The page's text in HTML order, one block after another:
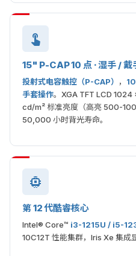
15" P-CAP 10 点 · 湿手 / 戴
投射式电容触控（P-CAP） ，
手套操作。XGA TFT LCD
cd/m² 标准亮度（高亮 500-
50,000 小时背光寿命。
第 12 代酷睿核心
Intel® Core™ i3-1215U / i5-
10C12T 性能集群，Iris Xe 集成